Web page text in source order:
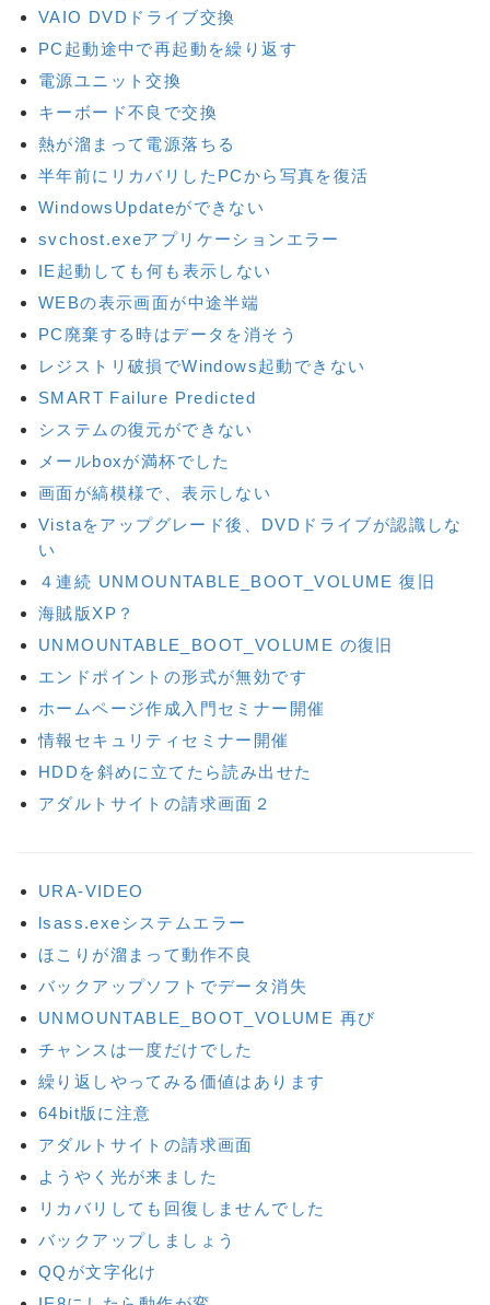
VAIO DVDドライブ交換
PC起動途中で再起動を繰り返す
電源ユニット交換
キーボード不良で交換
熱が溜まって電源落ちる
半年前にリカバリしたPCから写真を復活
WindowsUpdateができない
svchost.exeアプリケーションエラー
IE起動しても何も表示しない
WEBの表示画面が中途半端
PC廃棄する時はデータを消そう
レジストリ破損でWindows起動できない
SMART Failure Predicted
システムの復元ができない
メールboxが満杯でした
画面が縞模様で、表示しない
Vistaをアップグレード後、DVDドライブが認識しな
い
４連続 UNMOUNTABLE_BOOT_VOLUME 復旧
海賊版XP？
UNMOUNTABLE_BOOT_VOLUME の復旧
エンドポイントの形式が無効です
ホームページ作成入門セミナー開催
情報セキュリティセミナー開催
HDDを斜めに立てたら読み出せた
アダルトサイトの請求画面２
URA-VIDEO
lsass.exeシステムエラー
ほこりが溜まって動作不良
バックアップソフトでデータ消失
UNMOUNTABLE_BOOT_VOLUME 再び
チャンスは一度だけでした
繰り返しやってみる価値はあります
64bit版に注意
アダルトサイトの請求画面
ようやく光が来ました
リカバリしても回復しませんでした
バックアップしましょう
QQが文字化け